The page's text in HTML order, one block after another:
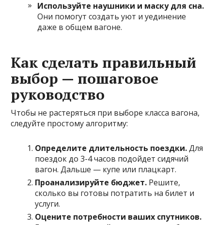
Используйте наушники и маску для сна.
Они помогут создать уют и уединение
даже в общем вагоне.
Как сделать правильный
выбор — пошаговое
руководство
Чтобы не растеряться при выборе класса вагона,
следуйте простому алгоритму:
Определите длительность поездки.Для
поездок до 3-4 часов подойдет сидячий
вагон. Дальше — купе или плацкарт.
Проанализируйте бюджет. Решите,
сколько вы готовы потратить на билет и
услуги.
Оцените потребности ваших спутников.